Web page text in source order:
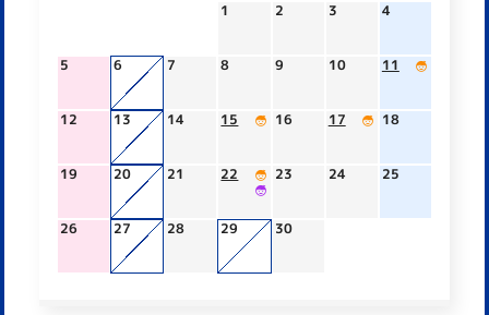
1 2 3 4
5 6 7 8 9 10 11
12 13 14 15 16 17 18
19 20 21 22 23 24 25
26 27 28 29 30